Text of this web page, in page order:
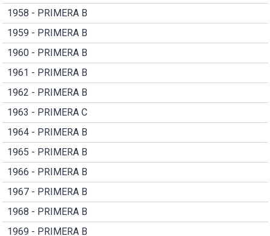
1958 - PRIMERA B
1959 - PRIMERA B
1960 - PRIMERA B
1961 - PRIMERA B
1962 - PRIMERA B
1963 - PRIMERA C
1964 - PRIMERA B
1965 - PRIMERA B
1966 - PRIMERA B
1967 - PRIMERA B
1968 - PRIMERA B
1969 - PRIMERA B